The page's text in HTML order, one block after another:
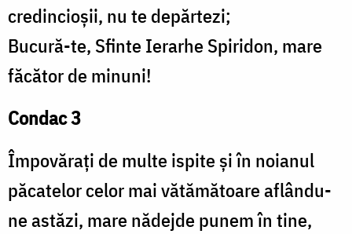
credincioșii, nu te depărtezi;
Bucură-te, Sfinte Ierarhe Spiridon, mare
făcător de minuni!
Condac 3
Împovărați de multe ispite și în noianul
păcatelor celor mai vătămătoare aflându-
ne astăzi, mare nădejde punem în tine,